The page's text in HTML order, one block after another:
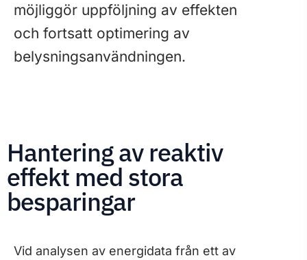
möjliggör uppföljning av effekten
och fortsatt optimering av
belysningsanvändningen.
Hantering av reaktiv
effekt med stora
besparingar
Vid analysen av energidata från ett av